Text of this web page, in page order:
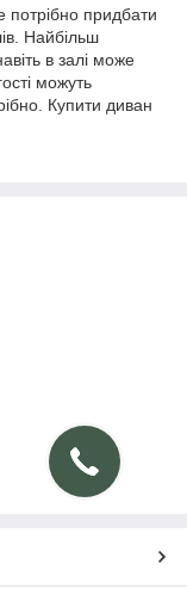
потрібно придбати
Найбільш
в залі може
можуть
Купити диван
моделей і
їх можна
увагу,
модель, яка